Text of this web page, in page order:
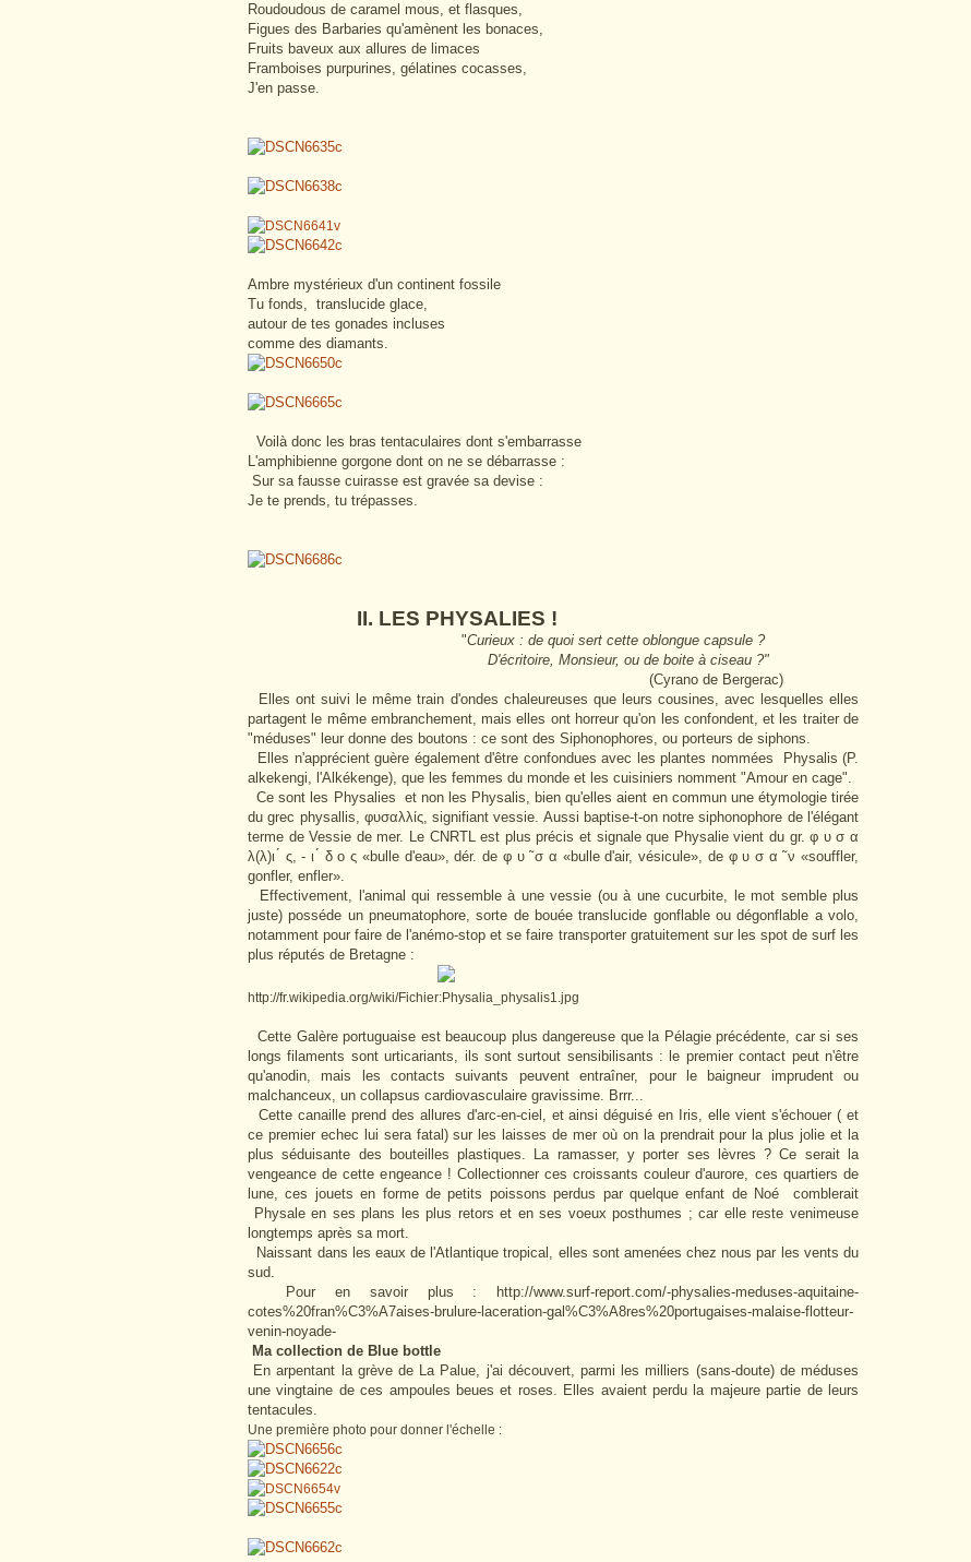
Roudoudous de caramel mous, et flasques,
Figues des Barbaries qu'amènent les bonaces,
Fruits baveux aux allures de limaces
Framboises purpurines, gélatines cocasses,
J'en passe.
Ambre mystérieux d'un continent fossile
Tu fonds, translucide glace,
autour de tes gonades incluses
comme des diamants.
Voilà donc les bras tentaculaires dont s'embarrasse
L'amphibienne gorgone dont on ne se débarrasse :
Sur sa fausse cuirasse est gravée sa devise :
Je te prends, tu trépasses.
II. LES PHYSALIES !
"Curieux : de quoi sert cette oblongue capsule ?
D'écritoire, Monsieur, ou de boite à ciseau ?"
(Cyrano de Bergerac)
Elles ont suivi le même train d'ondes chaleureuses que leurs cousines, avec lesquelles elles
partagent le même embranchement, mais elles ont horreur qu'on les confondent, et les traiter de
"méduses" leur donne des boutons : ce sont des Siphonophores, ou porteurs de siphons.
Elles n'apprécient guère également d'être confondues avec les plantes nommées Physalis (P.
alkekengi, l'Alkékenge), que les femmes du monde et les cuisiniers nomment "Amour en cage".
Ce sont les Physalies et non les Physalis, bien qu'elles aient en commun une étymologie tirée
du grec physallis, φυσαλλίς, signifiant vessie. Aussi baptise-t-on notre siphonophore de l'élégant
terme de Vessie de mer. Le CNRTL est plus précis et signale que Physalie vient du gr. φ υ σ α
λ(λ)ι ́ ς, - ι ́ δ ο ς «bulle d'eau», dér. de φ υ ̃ σ α «bulle d'air, vésicule», de φ υ σ α ̃ ν «souffler,
gonfler, enfler».
Effectivement, l'animal qui ressemble à une vessie (ou à une cucurbite, le mot semble plus
juste) posséde un pneumatophore, sorte de bouée translucide gonflable ou dégonflable a volo,
notamment pour faire de l'anémo-stop et se faire transporter gratuitement sur les spot de surf les
plus réputés de Bretagne :
http://fr.wikipedia.org/wiki/Fichier:Physalia_physalis1.jpg
Cette Galère portuguaise est beaucoup plus dangereuse que la Pélagie précédente, car si ses
longs filaments sont urticariants, ils sont surtout sensibilisants : le premier contact peut n'être
qu'anodin, mais les contacts suivants peuvent entraîner, pour le baigneur imprudent ou
malchanceux, un collapsus cardiovasculaire gravissime. Brrr...
Cette canaille prend des allures d'arc-en-ciel, et ainsi déguisé en Iris, elle vient s'échouer ( et
ce premier echec lui sera fatal) sur les laisses de mer où on la prendrait pour la plus jolie et la
plus séduisante des bouteilles plastiques. La ramasser, y porter ses lèvres ? Ce serait la
vengeance de cette engeance ! Collectionner ces croissants couleur d'aurore, ces quartiers de
lune, ces jouets en forme de petits poissons perdus par quelque enfant de Noé comblerait
Physale en ses plans les plus retors et en ses voeux posthumes ; car elle reste venimeuse
longtemps après sa mort.
Naissant dans les eaux de l'Atlantique tropical, elles sont amenées chez nous par les vents du
sud.
Pour en savoir plus : http://www.surf-report.com/-physalies-meduses-aquitaine-
cotes%20fran%C3%A7aises-brulure-laceration-gal%C3%A8res%20portugaises-malaise-flotteur-
venin-noyade-
Ma collection de Blue bottle
En arpentant la grève de La Palue, j'ai découvert, parmi les milliers (sans-doute) de méduses
une vingtaine de ces ampoules beues et roses. Elles avaient perdu la majeure partie de leurs
tentacules.
Une première photo pour donner l'échelle :